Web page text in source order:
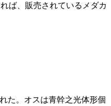
ば、販売されているメダカ
た。オスは青幹之光体形個